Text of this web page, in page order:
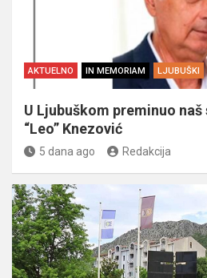
AKTUELNO IN MEMORIAM LJUBUŠKI
U Ljubuškom preminuo
“Leo” Knezović
5 dana ago Redakcija